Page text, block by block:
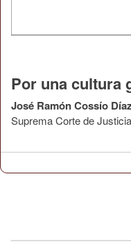
Por una cultura
José Ramón Cossío Díaz
Suprema Corte de